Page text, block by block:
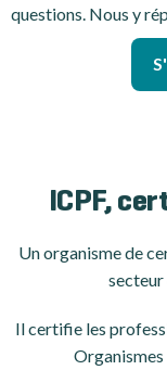
questions. Nous y
ICPF,
Un organisme de
secteur
Il certifie les